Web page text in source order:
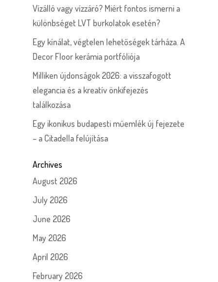
Vízálló vagy vízzáró? Miért fontos ismerni a
különbséget LVT burkolatok esetén?
Egy kínálat, végtelen lehetőségek tárháza. A
Decor Floor kerámia portfóliója
Milliken újdonságok 2026: a visszafogott
elegancia és a kreatív önkifejezés
találkozása
Egy ikonikus budapesti műemlék új fejezete
– a Citadella felújítása
Archives
August 2026
July 2026
June 2026
May 2026
April 2026
February 2026